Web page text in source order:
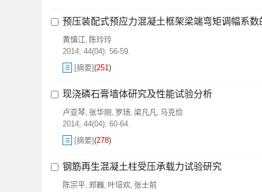
预压装配式预应力混凝土框架梁端弯矩调幅系数
黄慎江, 陈玲玲
2014, 44(04): 56-59.
[摘要](251)
现浇磷石膏墙体研究及性能试验分析
卢亚琴, 张华刚 , 罗玚, 梁凡凡, 马克俭
2014, 44(04): 60-64.
[摘要](278)
钢筋再生混凝土柱受压承载力试验研究
陈宗平, 郑巍, 叶培欢, 张士前